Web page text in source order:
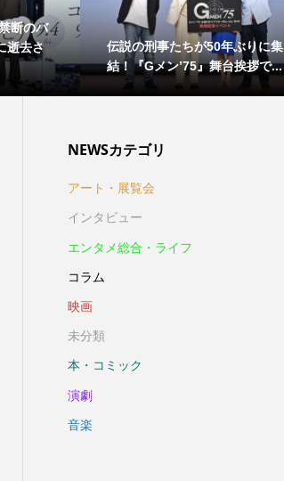
断のバ
逝去さ
伝説の刑事たちが50年ぶりに集
結！『Gメン’75』舞台挨拶で...
NEWSカテゴリ
アート・展覧会
インタビュー
エンタメ総合・ライフ
コラム
映画
未分類
本・コミック
演劇
音楽